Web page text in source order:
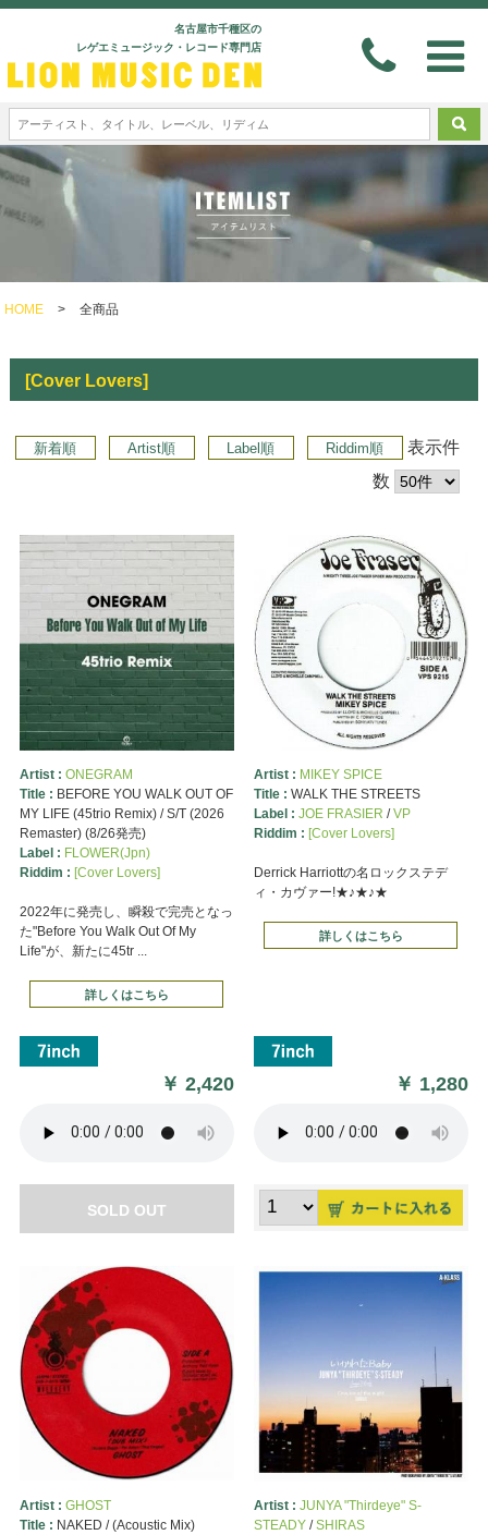
名古屋市千種区の
レゲエミュージック・レコード専門店
HOME > 全商品
[Cover Lovers]
新着順 Artist順 Label順 Riddim順
表示件
数
Artist : ONEGRAM
Title : BEFORE YOU WALK OUT OF
MY LIFE (45trio Remix) / S/T (2026
Remaster) (8/26発売)
Label : FLOWER(Jpn)
Riddim : [Cover Lovers]
2022年に発売し、瞬殺で完売となっ
た"Before You Walk Out Of My
Life"が、新たに45tr ...
詳しくはこちら
￥2,420
SOLD OUT
Artist : MIKEY SPICE
Title : WALK THE STREETS
Label : JOE FRASIER /VP
Riddim : [Cover Lovers]
Derrick Harriottの名ロックステデ
ィ・カヴァー!★♪★♪★
詳しくはこちら
￥ 1,280
Artist : GHOST
Title : NAKED / (Acoustic Mix)
Artist : JUNYA "Thirdeye" S-
STEADY/SHIRAS